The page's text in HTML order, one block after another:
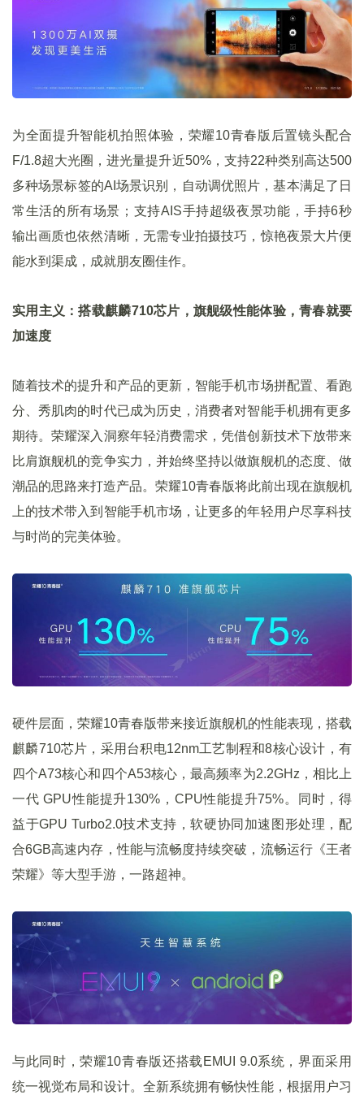
为全面提升智能机拍照体验，荣耀10青春版后置镜头配合
F/1.8超大光圈，进光量提升近50%，支持22种类别高达500
多种场景标签的AI场景识别，自动调优照片，基本满足了日
常生活的所有场景；支持AIS手持超级夜景功能，手持6秒
输出画质也依然清晰，无需专业拍摄技巧，惊艳夜景大片便
能水到渠成，成就朋友圈佳作。
实用主义：搭载麒麟710芯片，旗舰级性能体验，青春就要
加速度
随着技术的提升和产品的更新，智能手机市场拼配置、看跑
分、秀肌肉的时代已成为历史，消费者对智能手机拥有更多
期待。荣耀深入洞察年轻消费需求，凭借创新技术下放带来
比肩旗舰机的竞争实力，并始终坚持以做旗舰机的态度、做
潮品的思路来打造产品。荣耀10青春版将此前出现在旗舰机
上的技术带入到智能手机市场，让更多的年轻用户尽享科技
与时尚的完美体验。
硬件层面，荣耀10青春版带来接近旗舰机的性能表现，搭载
麒麟710芯片，采用台积电12nm工艺制程和8核心设计，有
四个A73核心和四个A53核心，最高频率为2.2GHz，相比上
一代 GPU性能提升130%，CPU性能提升75%。同时，得
益于GPU Turbo2.0技术支持，软硬协同加速图形处理，配
合6GB高速内存，性能与流畅度持续突破，流畅运行《王者
荣耀》等大型手游，一路超神。
与此同时，荣耀10青春版还搭载EMUI 9.0系统，界面采用
统一视觉布局和设计。全新系统拥有畅快性能，根据用户习